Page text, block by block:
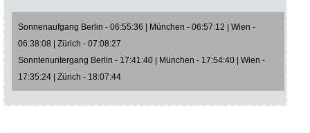
Sonnenaufgang Berlin - 06:55:36 | München - 06:57:12 | Wien -
06:38:08 | Zürich - 07:08:27
Sonntenuntergang Berlin - 17:41:40 | München - 17:54:40 | Wien -
17:35:24 | Zürich - 18:07:44